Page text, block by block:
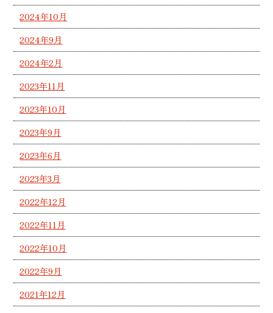
2024年10月
2024年9月
2024年2月
2023年11月
2023年10月
2023年9月
2023年6月
2023年3月
2022年12月
2022年11月
2022年10月
2022年9月
2021年12月